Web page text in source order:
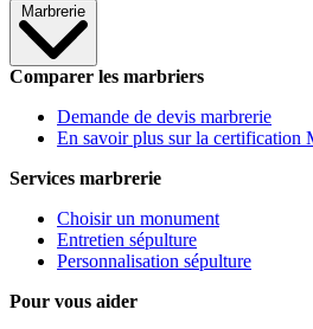
Marbrerie
Comparer les marbriers
Demande de devis marbrerie
En savoir plus sur la certification
Services marbrerie
Choisir un monument
Entretien sépulture
Personnalisation sépulture
Pour vous aider